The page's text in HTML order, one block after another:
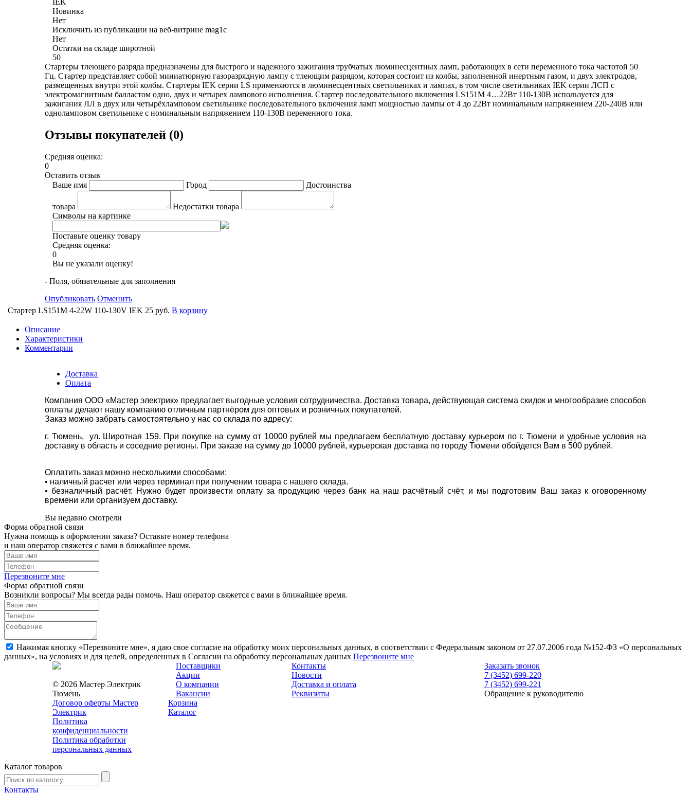
Новинка
Нет
Исключить из публикации на веб-витрине mag1c
Нет
Остатки на складе широтной
50
Стартеры тлеющего разряда предназначены для быстрого и надежного зажигания трубчатых люминесцентных ламп, работающих в сети переменного тока частотой 50
Гц. Стартер представляет собой миниатюрную газоразрядную лампу с тлеющим разрядом, которая состоит из колбы, заполненной инертным газом, и двух электродов,
размещенных внутри этой колбы. Стартеры IEK серии LS применяются в люминесцентных светильниках и лампах, в том числе светильниках IEK серии ЛСП с
электромагнитным балластом одно, двух и четырех лампового исполнения. Стартер последовательного включения LS151M 4…22Вт 110-130В используется для
зажигания ЛЛ в двух или четырёхламповом светильнике последовательного включения ламп мощностью лампы от 4 до 22Вт номинальным напряжением 220-240В или
одноламповом светильнике с номинальным напряжением 110-130В переменного тока.
Отзывы покупателей (0)
Средняя оценка:
0
Оставить отзыв
Ваше имя
Город Достоинства
товара
Недостатки товара
Символы на картинке
Поставьте оценку товару
Средняя оценка:
0
Вы не указали оценку!
- Поля, обязательные для заполнения
Опубликовать Отменить
Стартер LS151M 4-22W 110-130V IEK 25 руб. В корзину
Описание
Характеристики
Комментарии
Доставка
Оплата
Компания ООО «Мастер электрик» предлагает выгодные условия сотрудничества. Доставка товара, действующая система скидок и многообразие способов
оплаты делают нашу компанию отличным партнёром для оптовых и розничных покупателей.
Заказ можно забрать самостоятельно у нас со склада по адресу:
г. Тюмень, ул. Широтная 159. При покупке на сумму от 10000 рублей мы предлагаем бесплатную доставку курьером по г. Тюмени и удобные условия на
доставку в область и соседние регионы. При заказе на сумму до 10000 рублей, курьерская доставка по городу Тюмени обойдется Вам в 500 рублей.
Оплатить заказ можно несколькими способами:
• наличный расчет или через терминал при получении товара с нашего склада.
• безналичный расчёт. Нужно будет произвести оплату за продукцию через банк на наш расчётный счёт, и мы подготовим Ваш заказ к оговоренному
времени или организуем доставку.
Вы недавно смотрели
Форма обратной связи
Нужна помощь в оформлении заказа? Оставьте номер телефона
и наш оператор свяжется с вами в ближайшее время.
Перезвоните мне
Форма обратной связи
Возникли вопросы? Мы всегда рады помочь. Наш оператор свяжется с вами в ближайшее время.
Нажимая кнопку «Перезвоните мне», я даю свое согласие на обработку моих персональных данных, в соответствии с Федеральным законом от 27.07.2006 года №152-ФЗ «О персональных
данных», на условиях и для целей, определенных в Согласии на обработку персональных данных Перезвоните мне
© 2026 Мастер Электрик
Тюмень
Договор оферты Мастер
Электрик
Политика
конфиденциальности
Политика обработки
персональных данных
Поставщики
Контакты
Акции
Новости
О компании
Доставка и оплата
Вакансии
Реквизиты
Заказать звонок
7 (3452) 699-220
7 (3452) 699-221
Обращение к руководителю
Корзина
Каталог
Каталог товаров
Контакты